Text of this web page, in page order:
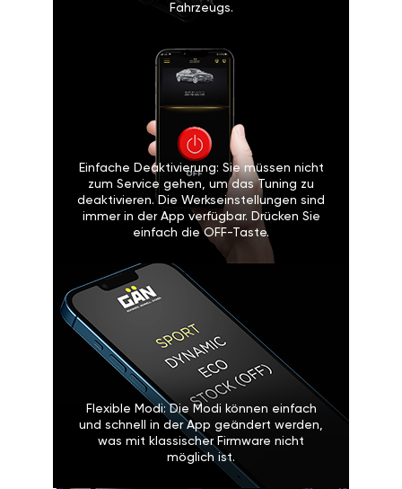
Fahrzeugs.
Einfache Deaktivierung: Sie müssen nicht
zum Service gehen, um das Tuning zu
deaktivieren. Die Werkseinstellungen sind
immer in der App verfügbar. Drücken Sie
einfach die OFF-Taste.
Flexible Modi: Die Modi können einfach
und schnell in der App geändert werden,
was mit klassischer Firmware nicht
möglich ist.